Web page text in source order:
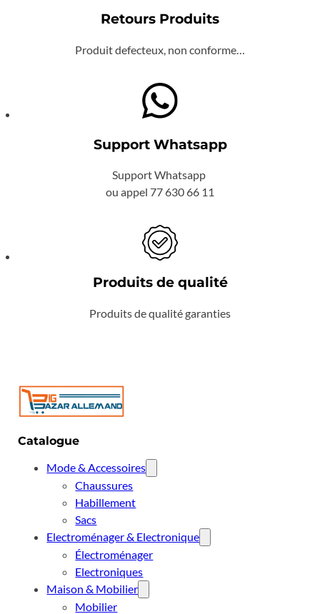
Retours Produits
Produit defecteux, non conforme…
Support Whatsapp
Support Whatsapp
ou appel 77 630 66 11
Produits de qualité
Produits de qualité garanties
Catalogue
Mode & Accessoires
Chaussures
Habillement
Sacs
Electroménager & Electronique
Électroménager
Electroniques
Maison & Mobilier
Mobilier